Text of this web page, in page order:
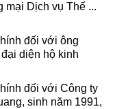
mại Dịch vụ Thế ...
đối với ông
diện hộ kinh
đối với Công ty
sinh năm 1991,